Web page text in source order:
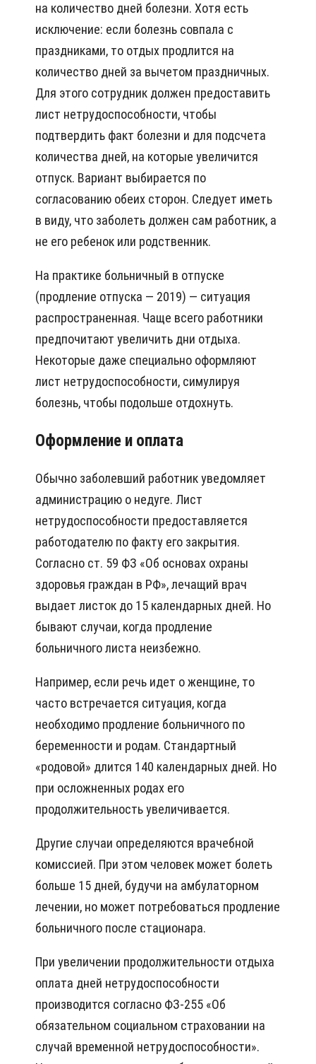
на количество дней болезни. Хотя есть
исключение: если болезнь совпала с
праздниками, то отдых продлится на
количество дней за вычетом праздничных.
Для этого сотрудник должен предоставить
лист нетрудоспособности, чтобы
подтвердить факт болезни и для подсчета
количества дней, на которые увеличится
отпуск. Вариант выбирается по
согласованию обеих сторон. Следует иметь
в виду, что заболеть должен сам работник, а
не его ребенок или родственник.
На практике больничный в отпуске
(продление отпуска — 2019) — ситуация
распространенная. Чаще всего работники
предпочитают увеличить дни отдыха.
Некоторые даже специально оформляют
лист нетрудоспособности, симулируя
болезнь, чтобы подольше отдохнуть.
Оформление и оплата
Обычно заболевший работник уведомляет
администрацию о недуге. Лист
нетрудоспособности предоставляется
работодателю по факту его закрытия.
Согласно ст. 59 ФЗ «Об основах охраны
здоровья граждан в РФ», лечащий врач
выдает листок до 15 календарных дней. Но
бывают случаи, когда продление
больничного листа неизбежно.
Например, если речь идет о женщине, то
часто встречается ситуация, когда
необходимо продление больничного по
беременности и родам. Стандартный
«родовой» длится 140 календарных дней. Но
при осложненных родах его
продолжительность увеличивается.
Другие случаи определяются врачебной
комиссией. При этом человек может болеть
больше 15 дней, будучи на амбулаторном
лечении, но может потребоваться продление
больничного после стационара.
При увеличении продолжительности отдыха
оплата дней нетрудоспособности
производится согласно ФЗ-255 «Об
обязательном социальном страховании на
случай временной нетрудоспособности».